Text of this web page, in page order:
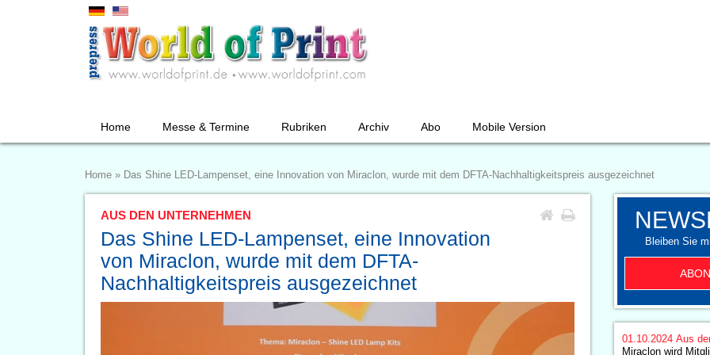
Home Messe & Termine Rubriken Archiv Abo Mobile Version
Home » Das Shine LED-Lampenset, eine Innovation von Miraclon, wurde mit dem DFTA-Nachhaltigkeitspreis ausgezeichnet
AUS DEN UNTERNEHMEN
Das Shine LED-Lampenset, eine Innovation
von Miraclon, wurde mit dem DFTA-
Nachhaltigkeitspreis ausgezeichnet
Bleiben Sie
01.10.2024 Aus
Miraclon wird